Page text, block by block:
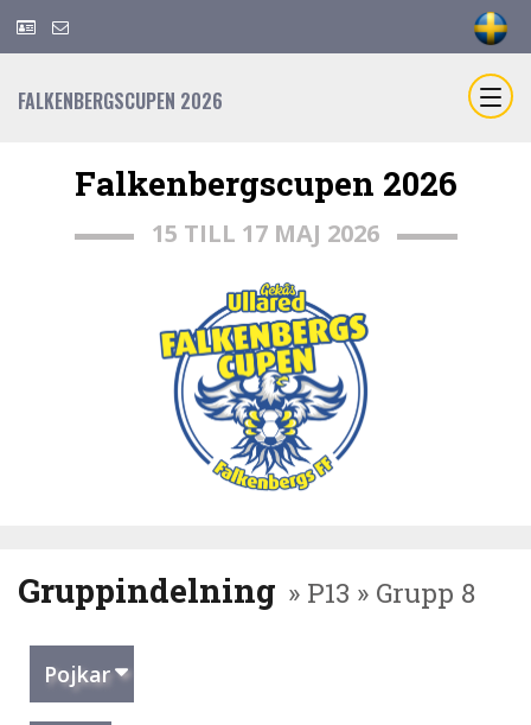
FALKENBERGSCUPEN 2026
Falkenbergscupen 2026
15 TILL 17 MAJ 2026
Gruppindelning » P13 » Grupp 8
Pojkar